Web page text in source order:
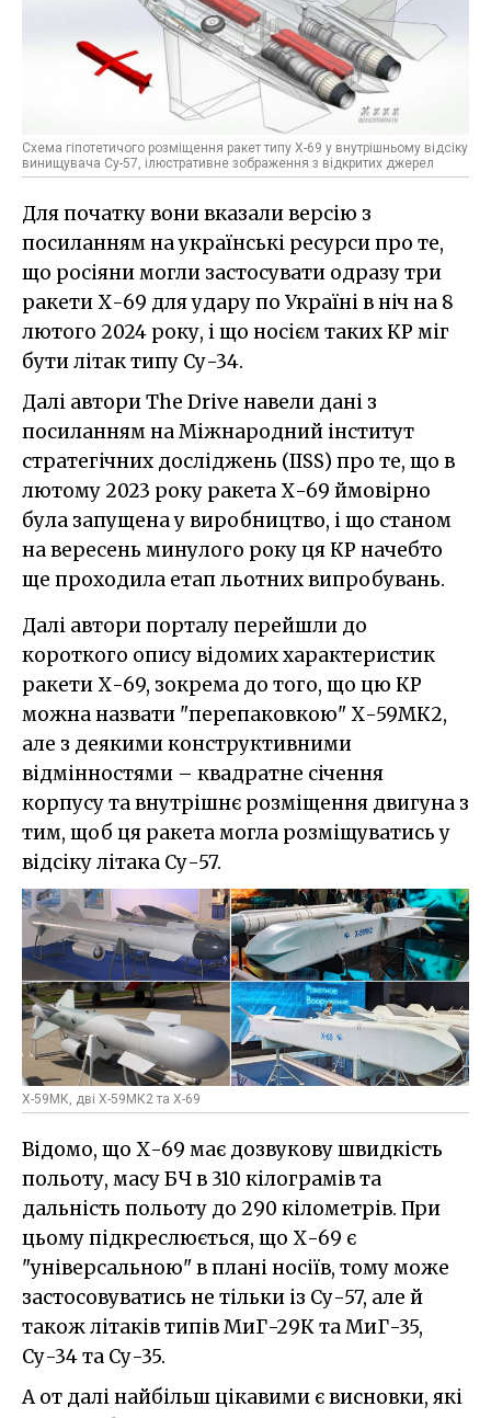
Схема гіпотетичого розміщення ракет типу Х-69 у внутрішньому відсіку
винищувача Су-57, ілюстративне зображення з відкритих джерел
Для початку вони вказали версію з
посиланням на українські ресурси про те,
що росіяни могли застосувати одразу три
ракети Х-69 для удару по Україні в ніч на 8
лютого 2024 року, і що носієм таких КР міг
бути літак типу Су-34.
Далі автори The Drive навели дані з
посиланням на Міжнародний інститут
стратегічних досліджень (IISS) про те, що в
лютому 2023 року ракета Х-69 ймовірно
була запущена у виробництво, і що станом
на вересень минулого року ця КР начебто
ще проходила етап льотних випробувань.
Далі автори порталу перейшли до
короткого опису відомих характеристик
ракети Х-69, зокрема до того, що цю КР
можна назвати "перепаковкою" Х-59МК2,
але з деякими конструктивними
відмінностями – квадратне січення
корпусу та внутрішнє розміщення двигуна з
тим, щоб ця ракета могла розміщуватись у
відсіку літака Су-57.
Х-59МК, дві Х-59МК2 та Х-69
Відомо, що Х-69 має дозвукову швидкість
польоту, масу БЧ в 310 кілограмів та
дальність польоту до 290 кілометрів. При
цьому підкреслюється, що Х-69 є
"універсальною" в плані носіїв, тому може
застосовуватись не тільки із Су-57, але й
також літаків типів МиГ-29К та МиГ-35,
Су-34 та Су-35.
А от далі найбільш цікавими є висновки, які